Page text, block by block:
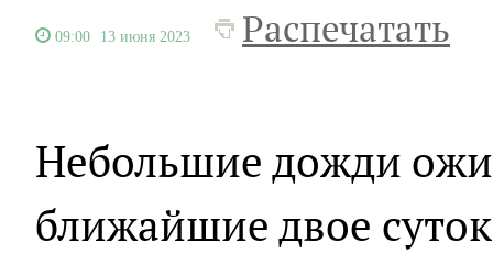
09:00 13 июня 2023 Распечатать
Небольшие дожди
ближайшие двое